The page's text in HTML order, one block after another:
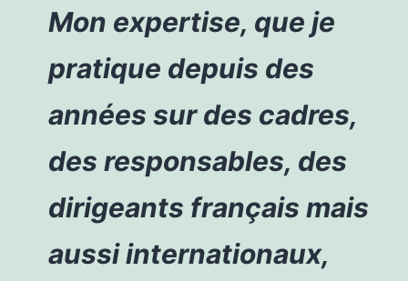
Mon expertise, que je
pratique depuis des
années sur des cadres,
des responsables, des
dirigeants français mais
aussi internationaux,